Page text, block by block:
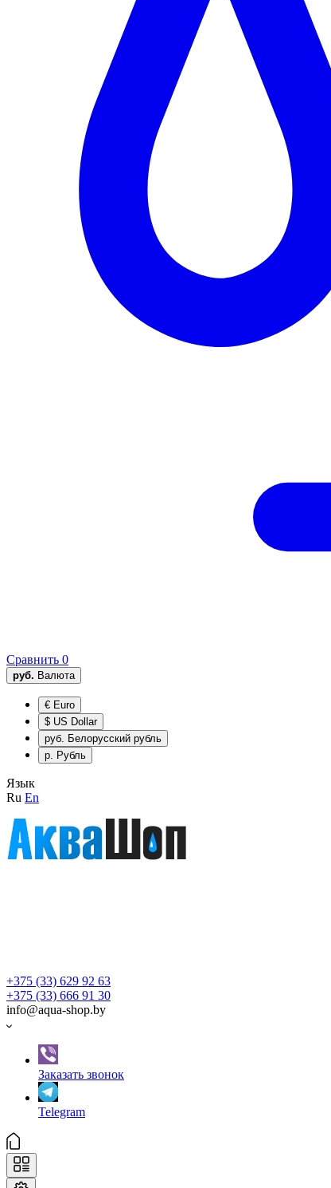
Сравнить 0
руб. Валюта
€ Euro
$ US Dollar
руб. Белорусский рубль
р. Рубль
Язык
Ru En
+375 (33) 629 92 63
+375 (33) 666 91 30
info@aqua-shop.by
Заказать звонок
Telegram